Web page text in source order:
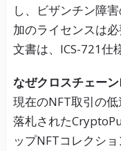
し、ビザンチン障
加のライセンスは
文書は、ICS-721仕
なぜクロスチェー
現在のNFT取引の
落札された
ップNFTコレクシ